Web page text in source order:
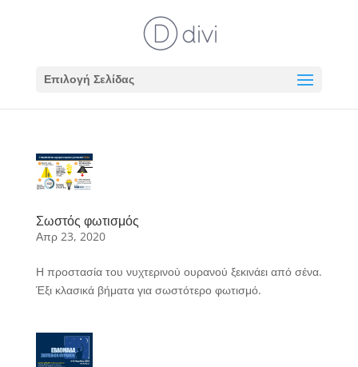
Επιλογή Σελίδας
Σωστός φωτισμός
Απρ 23, 2020
Η προστασία του νυχτερινού ουρανού ξεκινάει από σένα.
Έξι κλασικά βήματα για σωστότερο φωτισμό.